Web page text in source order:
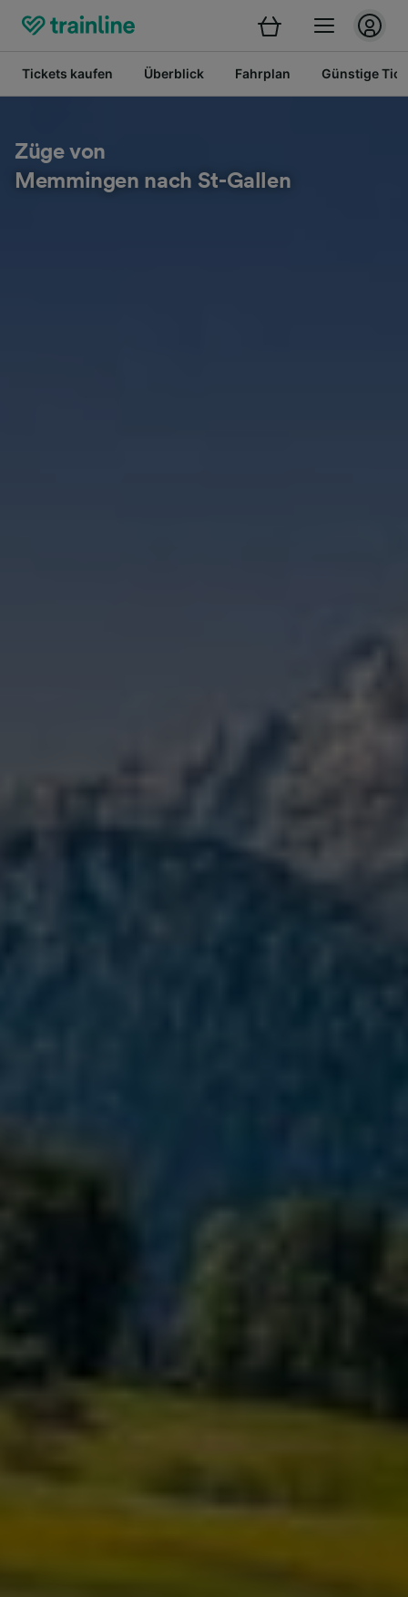
Tickets kaufen Überblick Fahrplan Günstige
Züge von
Memmingen nach St-Gallen